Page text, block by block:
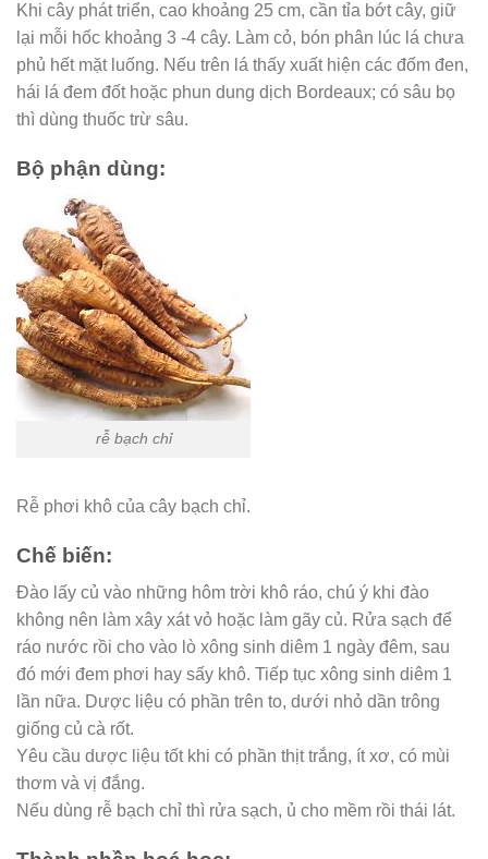
Khi cây phát triển, cao khoảng 25 cm, cần tỉa bớt cây, giữ
lại mỗi hốc khoảng 3 -4 cây. Làm cỏ, bón phân lúc lá chưa
phủ hết mặt luống. Nếu trên lá thấy xuất hiện các đốm đen,
hái lá đem đốt hoặc phun dung dịch Bordeaux; có sâu bọ
thì dùng thuốc trừ sâu.
Bộ phận dùng:
rễ bạch chỉ
Rễ phơi khô của cây bạch chỉ.
Chế biến:
Đào lấy củ vào những hôm trời khô ráo, chú ý khi đào
không nên làm xây xát vỏ hoặc làm gãy củ. Rửa sạch để
ráo nước rồi cho vào lò xông sinh diêm 1 ngày đêm, sau
đó mới đem phơi hay sấy khô. Tiếp tục xông sinh diêm 1
lần nữa. Dược liệu có phần trên to, dưới nhỏ dần trông
giống củ cà rốt.
Yêu cầu dược liệu tốt khi có phần thịt trắng, ít xơ, có mùi
thơm và vị đắng.
Nếu dùng rễ bạch chỉ thì rửa sạch, ủ cho mềm rồi thái lát.